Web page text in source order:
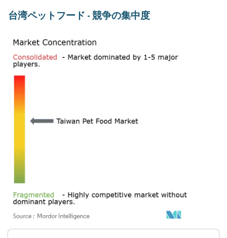
台湾ペットフード - 競争の集中度